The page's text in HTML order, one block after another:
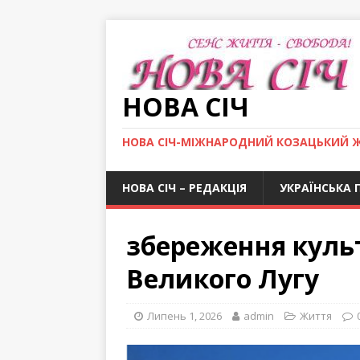
НОВА СІЧ
НОВА СІЧ-МІЖНАРОДНИЙ КОЗАЦЬКИЙ
НОВА СІЧ – РЕДАКЦІЯ УКРАЇНСЬКА
збереження
Великого Лугу
Липень 1, 2026 admin Життя